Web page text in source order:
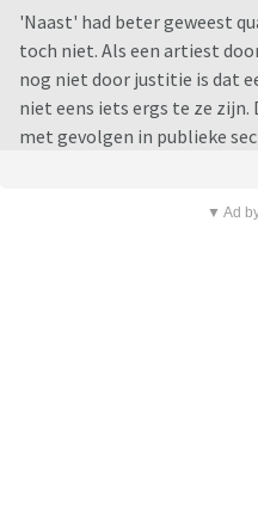
'Naast' had beter geweest
toch niet. Als een artiest
nog niet door justitie is dat
niet eens iets ergs te ze zijn.
met gevolgen in publieke
▼ Ad